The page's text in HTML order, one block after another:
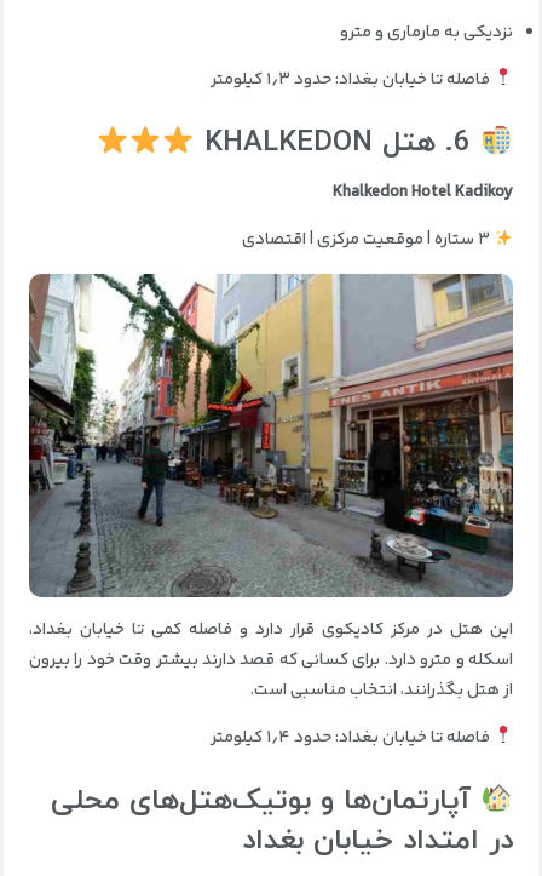
نزدیکی به مارماری و مترو
فاصله تا خیابان بغداد: حدود ۱٫۳ کیلومتر
Khalkedon Hotel Kadikoy
این هتل در مرکز کادیکوی قرار دارد و فاصله کمی تا خیابان بغداد،
اسکله و مترو دارد. برای کسانی که قصد دارند بیشتر وقت خود را بیرون
از هتل بگذرانند، انتخاب مناسبی است.
فاصله تا خیابان بغداد: حدود ۱٫۴ کیلومتر
آپارتمان‌ها و بوتیک‌هتل‌های محلی
در امتداد خیابان بغداد